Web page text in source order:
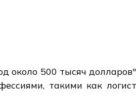
около 500 тысяч
такими как